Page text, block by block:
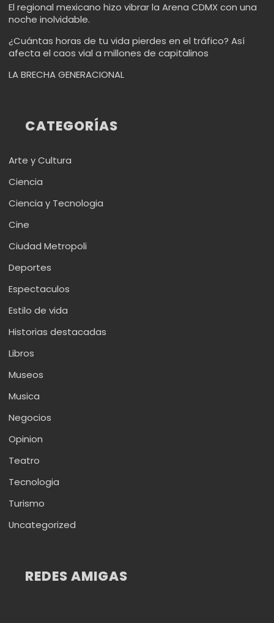
El regional mexicano hizo vibrar la Arena CDMX con una
noche inolvidable.
¿Cuántas horas de tu vida pierdes en el tráfico? Así
afecta el caos vial a millones de capitalinos
LA BRECHA GENERACIONAL
CATEGORÍAS
Arte y Cultura
Ciencia
Ciencia y Tecnologia
Cine
Ciudad Metropoli
Deportes
Espectaculos
Estilo de vida
Historias destacadas
Libros
Museos
Musica
Negocios
Opinion
Teatro
Tecnologia
Turismo
Uncategorized
REDES AMIGAS